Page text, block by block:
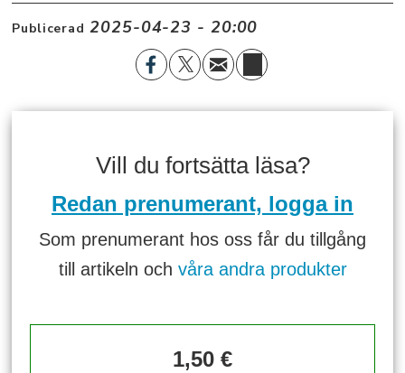
Publicerad 2025-04-23 - 20:00
Vill du fortsätta läsa?
Redan prenumerant, logga in
Som prenumerant hos oss får du tillgång
till artikeln och våra andra produkter
1,50 €